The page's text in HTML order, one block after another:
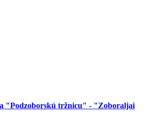
"Podzoborskú tržnicu" - "Zoboraljai